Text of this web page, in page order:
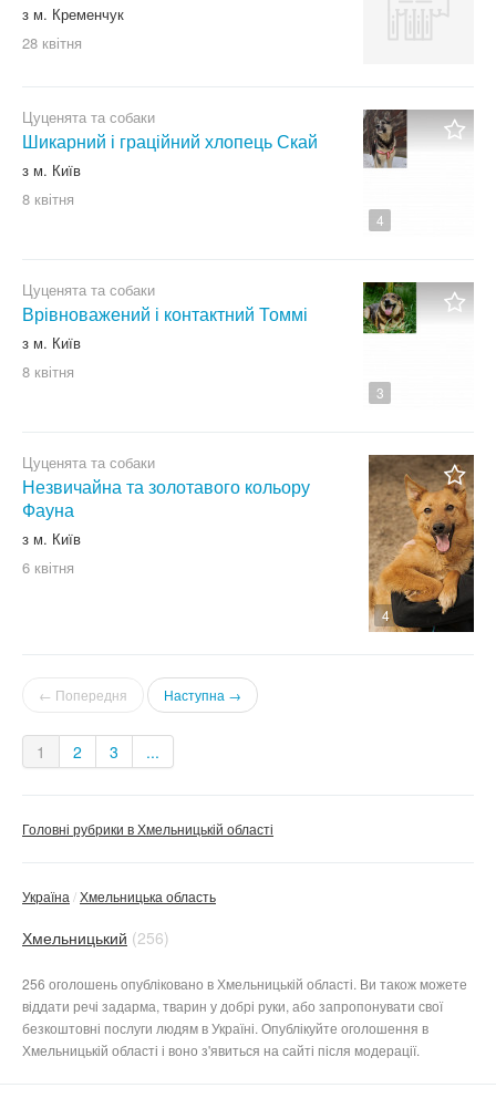
з м. Кременчук
28 квітня
4
Цуценята та собаки
Шикарний і граційний хлопець Скай
з м. Київ
8 квітня
3
Цуценята та собаки
Врівноважений і контактний Томмі
з м. Київ
8 квітня
4
Цуценята та собаки
Незвичайна та золотавого кольору
Фауна
з м. Київ
6 квітня
← Попередня Наступна →
1 2 3 ...
Головні рубрики в Хмельницькій області
Україна Хмельницька область
Хмельницький (256)
256 оголошень опубліковано в Хмельницькій області. Ви також можете
віддати речі задарма, тварин у добрі руки, або запропонувати свої
безкоштовні послуги людям в Україні. Опублікуйте оголошення в
Хмельницькій області і воно з'явиться на сайті після модерації.